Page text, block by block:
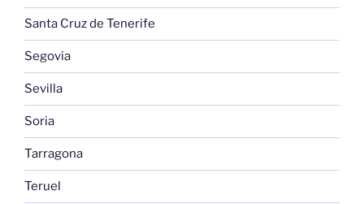
Santa Cruz de Tenerife
Segovia
Sevilla
Soria
Tarragona
Teruel